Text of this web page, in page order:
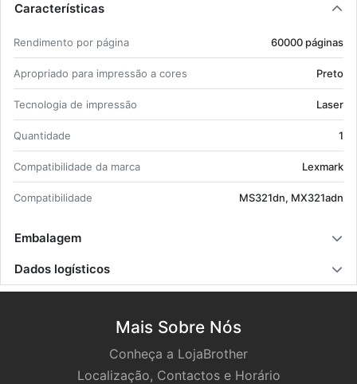
Características
Ren­di­mento por pá­gina 60000 pá­ginas
Apro­priado para im­pressão a cores Preto
Tec­no­logia de im­pressão Laser
Quan­ti­dade 1
Com­pa­ti­bi­li­dade da marca Lex­mark
Com­pa­ti­bi­li­dade MS321dn, MX321adn
Embalagem
Dados logísticos
Mais Sobre Nós
Conheça a LojaBrother
Localização, Contactos e Horário